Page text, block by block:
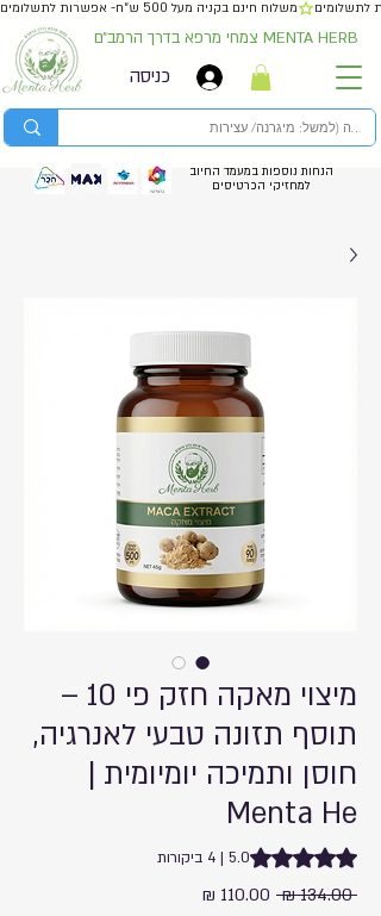
משלוח חינם בקניה מעל 500 ש״ח- אפשרות לתשלומים
צמחי מרפא בדרך הרמב״ם MENTA HERB
כניסה
הנחות נוספות במעמד החיוב
למחזיקי הכרטיסים
מיצוי מאקה חזק פי 10 –
תוסף תזונה טבעי לאנרגיה,
חוסן ותמיכה יומיומית |
Menta He
is 5.0 out of five stars based on 4 reviews
5.0 | 4 ביקורות
‏134.00 ‏₪
מחיר